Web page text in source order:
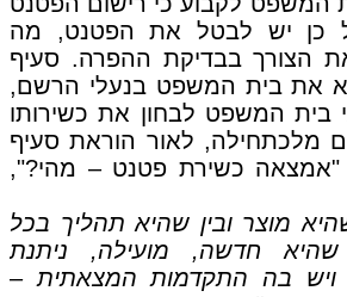
כן יש לבטל את הפטנט, מה
הצורך בבדיקת ההפרה. סעיף
את בית המשפט בנעלי הרשם,
בית המשפט לבחון את כשירותו
מלכתחילה, לאור הוראת סעיף
"אמצאה כשירת פטנט – מהי?",
מוצר ובין שהיא תהליך בכל
שהיא חדשה, מועילה, ניתנת
ויש בה התקדמות המצאתית –